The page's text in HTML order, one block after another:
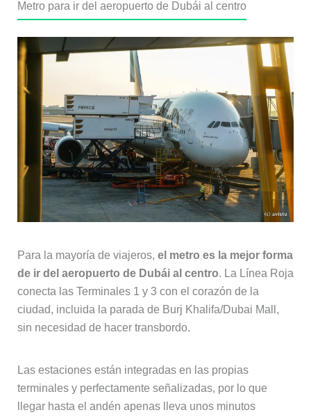
Metro para ir del aeropuerto de Dubái al centro
Para la mayoría de viajeros, el metro es la mejor forma
de ir del aeropuerto de Dubái al centro. La Línea Roja
conecta las Terminales 1 y 3 con el corazón de la
ciudad, incluida la parada de Burj Khalifa/Dubai Mall,
sin necesidad de hacer transbordo.
Las estaciones están integradas en las propias
terminales y perfectamente señalizadas, por lo que
llegar hasta el andén apenas lleva unos minutos